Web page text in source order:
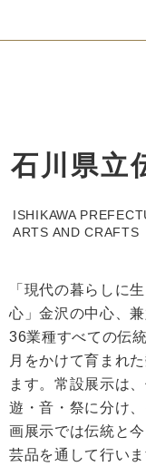
石川県立
ISHIKAWA
ARTS AND CRAFTS
「現代の暮らしに
心」金沢の中心、
36業種すべての伝
月をかけて育まれ
ます。常設展示は
遊・音・祭に分け
画展示では伝統と
芸品を通して行いま